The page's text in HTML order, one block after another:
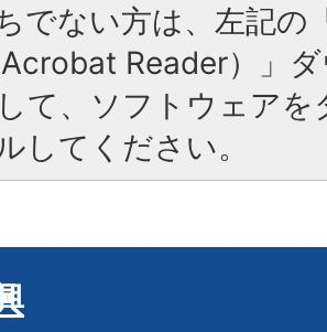
でない方は、左記の
Reader）」
て、ソフトウェア
してください。